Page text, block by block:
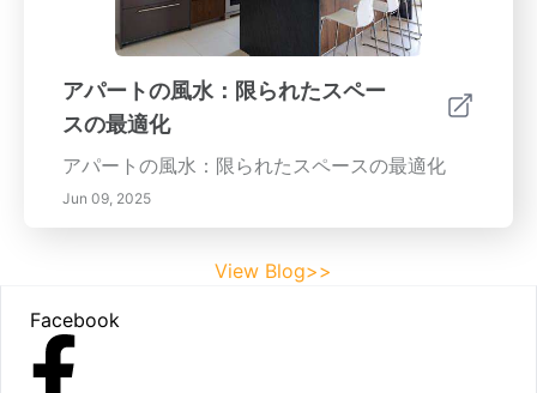
アパートの風水：限られたスペー
スの最適化
アパートの風水：限られたスペースの最適化
Jun 09, 2025
View Blog>>
Facebook